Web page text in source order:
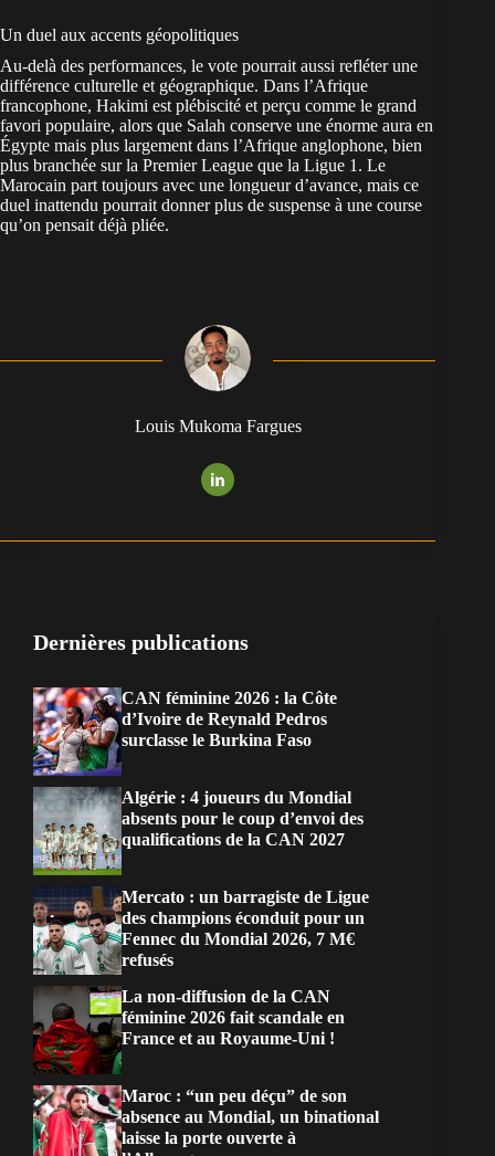
Un duel aux accents géopolitiques
Au-delà des performances, le vote pourrait aussi refléter une
différence culturelle et géographique. Dans l’Afrique
francophone, Hakimi est plébiscité et perçu comme le grand
favori populaire, alors que Salah conserve une énorme aura en
Égypte mais plus largement dans l’Afrique anglophone, bien
plus branchée sur la Premier League que la Ligue 1. Le
Marocain part toujours avec une longueur d’avance, mais ce
duel inattendu pourrait donner plus de suspense à une course
qu’on pensait déjà pliée.
Louis Mukoma Fargues
Dernières publications
CAN féminine 2026 : la Côte
d’Ivoire de Reynald Pedros
surclasse le Burkina Faso
Algérie : 4 joueurs du Mondial
absents pour le coup d’envoi des
qualifications de la CAN 2027
Mercato : un barragiste de Ligue
des champions éconduit pour un
Fennec du Mondial 2026, 7 M€
refusés
La non-diffusion de la CAN
féminine 2026 fait scandale en
France et au Royaume-Uni !
Maroc : “un peu déçu” de son
absence au Mondial, un binational
laisse la porte ouverte à